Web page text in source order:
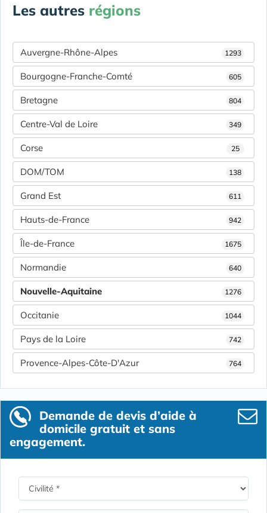
Les autres régions
Auvergne-Rhône-Alpes 1293
Bourgogne-Franche-Comté 605
Bretagne 804
Centre-Val de Loire 349
Corse 25
DOM/TOM 138
Grand Est 611
Hauts-de-France 942
Île-de-France 1675
Normandie 640
Nouvelle-Aquitaine 1276
Occitanie 1044
Pays de la Loire 742
Provence-Alpes-Côte-D'Azur 764
Demande de devis d’aide à
domicile gratuit et sans
engagement.